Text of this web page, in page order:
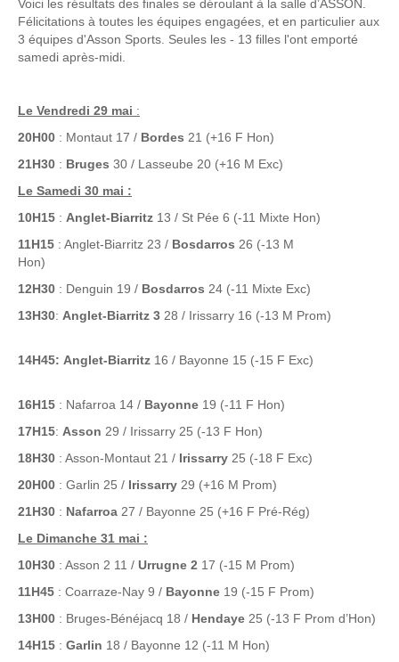
Voici les résultats des finales se déroulant à la salle d’ASSON.
Félicitations à toutes les équipes engagées, et en particulier aux
3 équipes d'Asson Sports. Seules les - 13 filles l'ont emporté
samedi après-midi.
Le Vendredi 29 mai :
20H00 : Montaut 17 / Bordes 21 (+16 F Hon)
21H30 : Bruges 30 / Lasseube 20 (+16 M Exc)
Le Samedi 30 mai :
10H15 : Anglet-Biarritz 13 / St Pée 6 (-11 Mixte Hon)
11H15 : Anglet-Biarritz 23 / Bosdarros 26 (-13 M
Hon)
12H30 : Denguin 19 / Bosdarros 24 (-11 Mixte Exc)
13H30: Anglet-Biarritz 3 28 / Irissarry 16 (-13 M Prom)
14H45: Anglet-Biarritz 16 / Bayonne 15 (-15 F Exc)
16H15 : Nafarroa 14 / Bayonne 19 (-11 F Hon)
17H15: Asson 29 / Irissarry 25 (-13 F Hon)
18H30 : Asson-Montaut 21 / Irissarry 25 (-18 F Exc)
20H00 : Garlin 25 / Irissarry 29 (+16 M Prom)
21H30 : Nafarroa 27 / Bayonne 25 (+16 F Pré-Rég)
Le Dimanche 31 mai :
10H30 : Asson 2 11 / Urrugne 2 17 (-15 M Prom)
11H45 : Coarraze-Nay 9 / Bayonne 19 (-15 F Prom)
13H00 : Bruges-Bénéjacq 18 / Hendaye 25 (-13 F Prom d’Hon)
14H15 : Garlin 18 / Bayonne 12 (-11 M Hon)